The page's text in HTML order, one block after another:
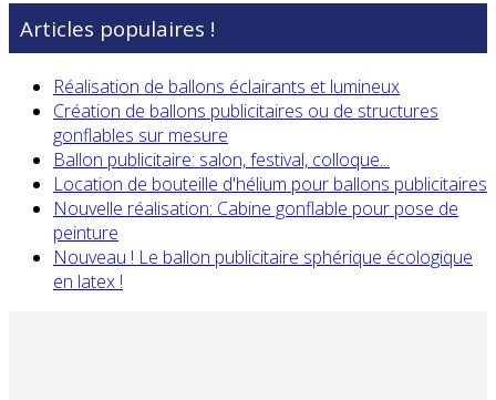
Articles populaires !
Réalisation de ballons éclairants et lumineux
Création de ballons publicitaires ou de structures
gonflables sur mesure
Ballon publicitaire: salon, festival, colloque...
Location de bouteille d'hélium pour ballons publicitaires
Nouvelle réalisation: Cabine gonflable pour pose de
peinture
Nouveau ! Le ballon publicitaire sphérique écologique
en latex !